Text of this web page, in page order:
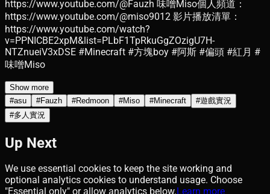
https://www.youtube.com/@Fauzh 味噌Miso個人頻道：
https://www.youtube.com/@miso9012 影片播放清單：
https://www.youtube.com/watch?
v=PPNICBE2xpM&list=PLbF1TpRkuGgZOzigU7H-
NTZnueiV3xDSE #Minecraft #方塊boy #阿斯 #偏頭 #紅月 #
味噌Miso
Show more
#asu #Fauzh #Redmoon #Miso #Minecraft #遊戲實況
#多人實況
Up Next
We use essential cookies to keep the site working and
optional analytics cookies to understand usage. Choose
"Essential only" or allow analytics below.Learn more